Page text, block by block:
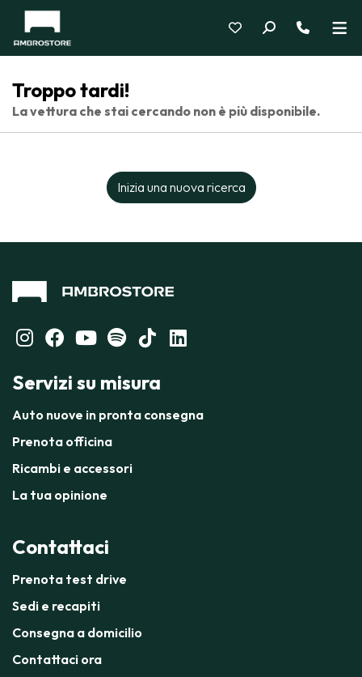
Troppo tardi!
La vettura che stai cercando non è più disponibile.
Inizia una nuova ricerca
Servizi su misura
Auto nuove in pronta consegna
Prenota officina
Ricambi e accessori
La tua opinione
Contattaci
Prenota test drive
Sedi e recapiti
Consegna a domicilio
Contattaci ora